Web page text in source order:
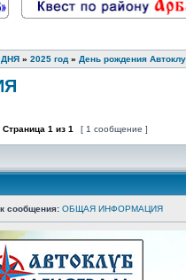
» 2025 год » День рождения
Страница 1 из 1 [ 1 сообщение ]
сообщения: ОБЩАЯ ИНФОРМАЦИЯ